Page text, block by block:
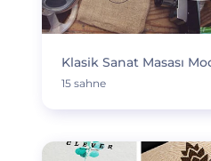
Klasik Sanat Masası
15 sahne